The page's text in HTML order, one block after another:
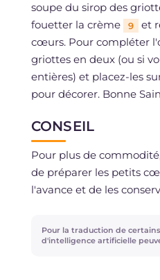
soupe du sirop des
fouetter la crème
9
et
cœurs. Pour compléter
griottes en deux (ou si
entières) et placez-les
pour décorer. Bonne
CONSEIL
Pour plus de
de préparer les petits
l'avance et de les
couches avec du papier
qu'ils ne collent entre
Pour la traduction de
d'intelligence artificielle